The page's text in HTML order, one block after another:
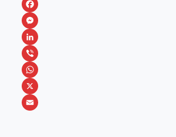
F
a
c
e
b
o
M
e
s
s
e
L
i
n
k
V
i
b
W
h
X